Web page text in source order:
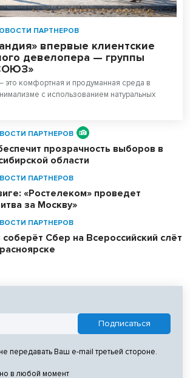
ПАРТНЕРОВ
впервые клиентские
девелопера — группы
это комфортная и продуманная среда в
с использованием натуральных
ПАРТНЕРОВ
прозрачность выборов в
области
ПАРТНЕРОВ
«Ростелеком» проведет
за Москву»
ПАРТНЕРОВ
Сбер на Всероссийский слёт
передавать Ваш e-mail третьей стороне.
в любой момент